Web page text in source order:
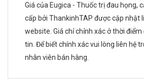
Chống chỉ định
Thuốc Eugica chống chỉ định dùng trong
Viên uống điều trị ho, cảm cúm Eugica
các trường hợp sau:
Giá của Eugica - Thuốc trị đau họng,
cấp bởi ThankinhTAP được cập nhật
website. Giá chỉ chỉnh xác ở thời
tin. Để biết chính xác vui lòng liên hệ
nhân viên bán hàng.